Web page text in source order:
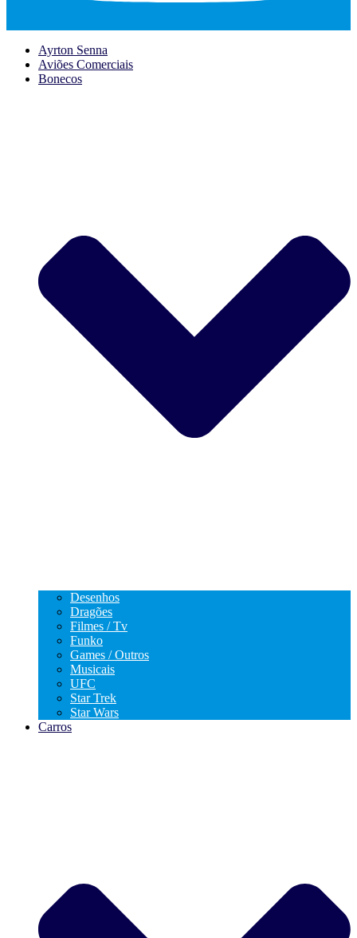
Ayrton Senna
Aviões Comerciais
Bonecos
Desenhos
Dragões
Filmes / Tv
Funko
Games / Outros
Musicais
UFC
Star Trek
Star Wars
Carros